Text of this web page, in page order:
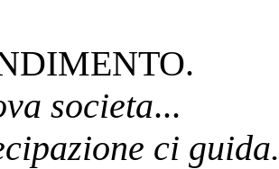
societa...
ci